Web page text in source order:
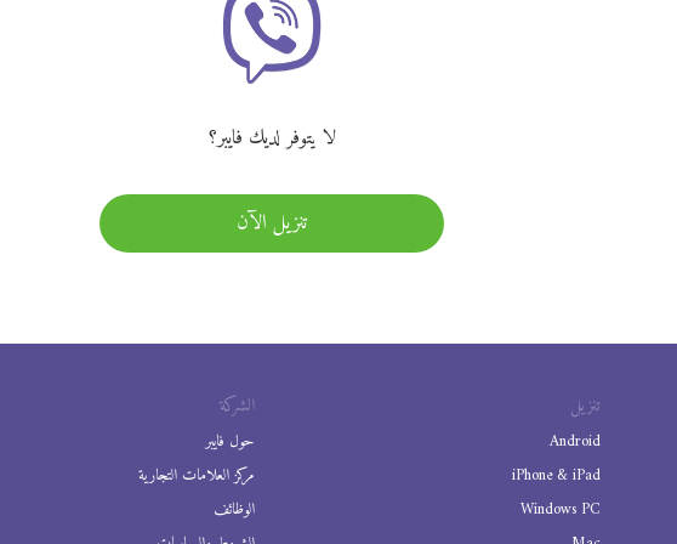
لا يتوفر لديك فايبر؟
تنزيل الآن
الشركة
حول فايبر
مركز العلامات التجارية
الوظائف
تنزيل
Android
iPhone & iPad
Windows PC